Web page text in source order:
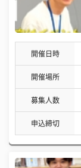
開催日時
開催場所
募集人数
申込締切